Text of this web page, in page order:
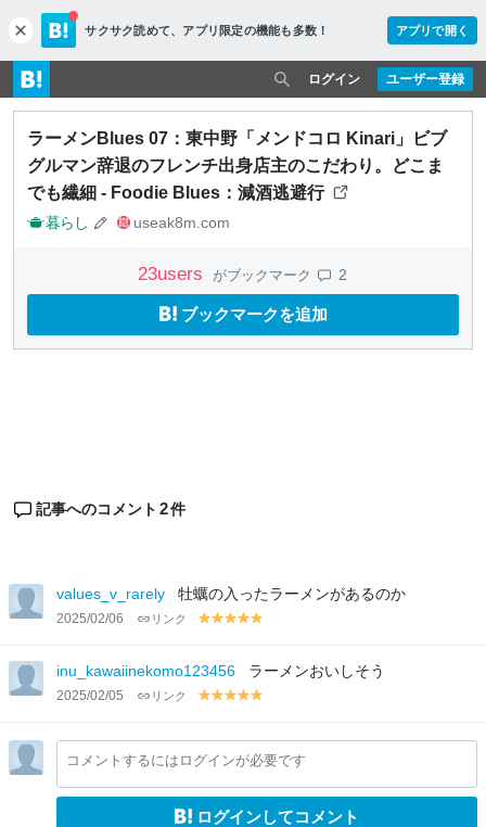
c
l
o
s
e
サクサク読めて、 アプリ限定の機能も多数！ アプリで開く
ユーザー登録
ログイン
ラーメンBlues 07：東中野「メンドコロ Kinari」ビブ
グルマン辞退のフレンチ出身店主のこだわり。どこま
でも繊細 - Foodie Blues：減酒逃避行
暮らし useak8m.com
23users がブックマーク 2
ブックマークを追加
記事へのコメント 2件
values_v_rarely 牡蠣の入ったラーメンがあるのか
2025/02/06 リンク
y
lo
w
y
lo
w
y
lo
w
y
w
lo
w
inu_kawaiinekomo123456 ラーメンおいしそう
2025/02/05 リンク
y
lo
w
y
lo
w
y
lo
w
y
lo
w
lo
w
コメントするにはログインが必要です
ログインしてコメント